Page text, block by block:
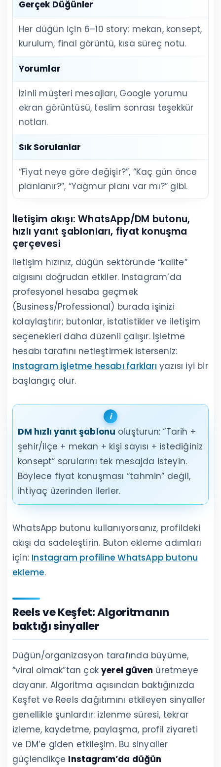
Gerçek Düğünler
Her düğün için 6–10 story: mekan, konsept,
kurulum, final görüntü, kısa süreç notu.
Yorumlar
İzinli müşteri mesajları, Google yorumu
ekran görüntüsü, teslim sonrası teşekkür
notları.
Sık Sorulanlar
“Fiyat neye göre değişir?”, “Kaç gün önce
planlanır?”, “Yağmur planı var mı?” gibi.
İletişim akışı: WhatsApp/DM butonu,
hızlı yanıt şablonları, fiyat konuşma
çerçevesi
İletişim hızınız, düğün sektöründe “kalite”
algısını doğrudan etkiler. Instagram’da
profesyonel hesaba geçmek
(Business/Professional) burada işinizi
kolaylaştırır; butonlar, istatistikler ve iletişim
seçenekleri daha düzenli çalışır. İşletme
hesabı tarafını netleştirmek isterseniz:
Instagram işletme hesabı farkları yazısı iyi bir
başlangıç olur.
DM hızlı yanıt şablonu oluşturun: “Tarih +
şehir/ilçe + mekan + kişi sayısı + istediğiniz
konsept” sorularını tek mesajda isteyin.
Böylece fiyat konuşması “tahmin” değil,
ihtiyaç üzerinden ilerler.
WhatsApp butonu kullanıyorsanız, profildeki
akışı da sadeleştirin. Buton ekleme adımları
için: Instagram profiline WhatsApp butonu
ekleme.
Reels ve Keşfet: Algoritmanın
baktığı sinyaller
Düğün/organizasyon tarafında büyüme,
“viral olmak”tan çokyerel güven üretmeye
dayanır. Algoritma açısından baktığınızda
Keşfet ve Reels dağıtımını etkileyen sinyaller
genellikle şunlardır: izlenme süresi, tekrar
izleme, kaydetme, paylaşma, profil ziyareti
ve DM’e giden etkileşim. Bu sinyaller
güçlendikçe Instagram’da düğün